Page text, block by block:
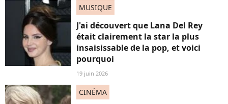
MUSIQUE
J'ai découvert que Lana Del Rey
était clairement la star la plus
insaisissable de la pop, et voici
pourquoi
19 juin 2026
CINÉMA